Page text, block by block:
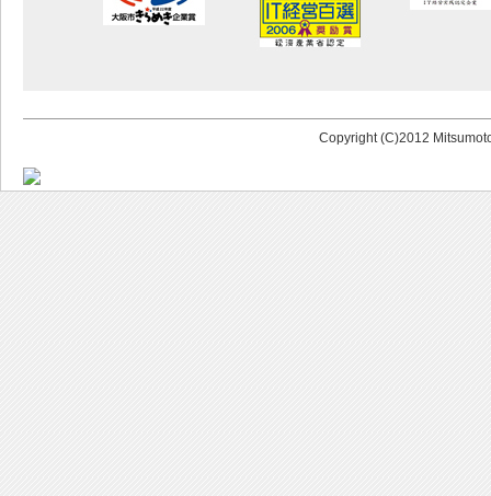
Copyright (C)2012